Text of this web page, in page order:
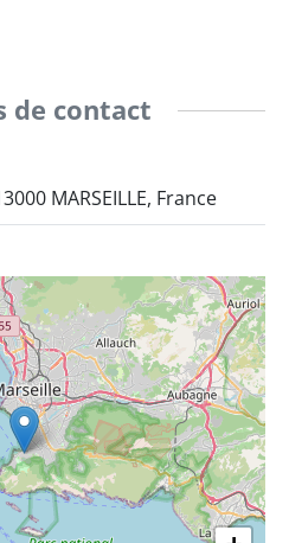
de contact
MARSEILLE, France